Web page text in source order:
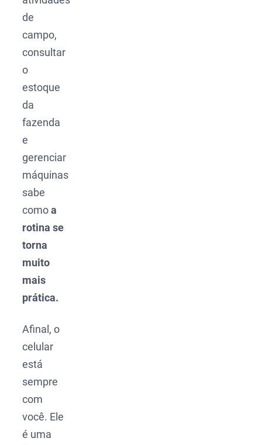
de
campo,
consultar
o
estoque
da
fazenda
e
gerenciar
máquinas
sabe
comoa
rotina se
torna
muito
mais
prática.
Afinal, o
celular
está
sempre
com
você. Ele
é uma